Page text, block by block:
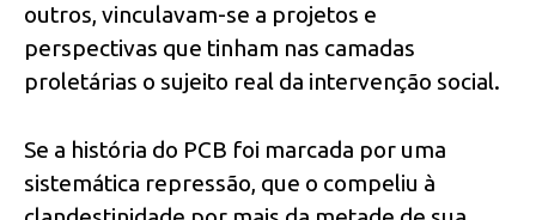
outros, vinculavam-se a projetos e
perspectivas que tinham nas camadas
proletárias o sujeito real da intervenção social.
Se a história do PCB foi marcada por uma
sistemática repressão, que o compeliu à